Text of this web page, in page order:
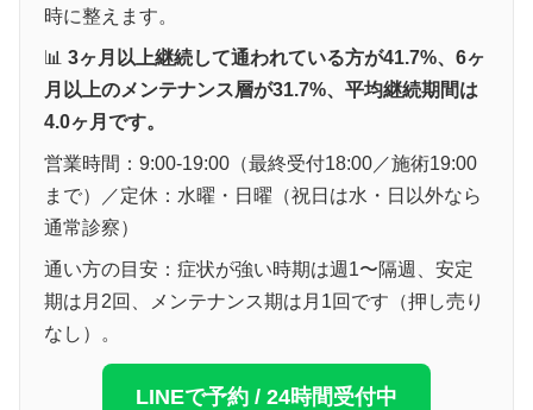
時に整えます。
📊 3ヶ月以上継続して通われている方が41.7%、6ヶ
月以上のメンテナンス層が31.7%、平均継続期間は
4.0ヶ月です。
営業時間：9:00-19:00（最終受付18:00／施術19:00
まで）／定休：水曜・日曜（祝日は水・日以外なら
通常診察）
通い方の目安：症状が強い時期は週1〜隔週、安定
期は月2回、メンテナンス期は月1回です（押し売り
なし）。
LINEで予約 / 24時間受付中